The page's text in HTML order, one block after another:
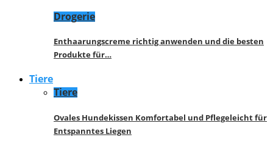
Drogerie
Enthaarungscreme richtig anwenden und die besten
Produkte für…
Tiere
Tiere
Ovales Hundekissen Komfortabel und Pflegeleicht für
Entspanntes Liegen